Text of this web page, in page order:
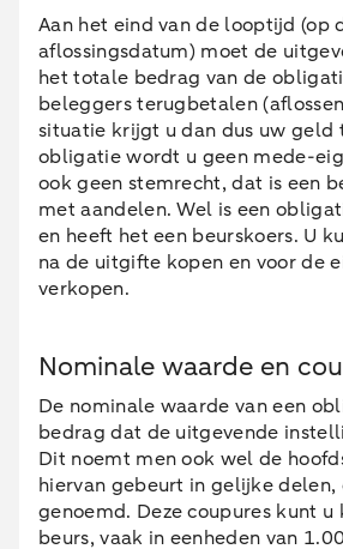
Aan het eind van de looptijd (op
aflossingsdatum) moet de
het totale bedrag van de
beleggers terugbetalen
situatie krijgt u dan dus uw geld
obligatie wordt u geen mede-
ook geen stemrecht, dat is een
met aandelen. Wel is een
en heeft het een beurskoers. U
na de uitgifte kopen en voor de
verkopen.
Nominale waarde en
De nominale waarde van een
bedrag dat de uitgevende
Dit noemt men ook wel de
hiervan gebeurt in gelijke delen,
genoemd. Deze coupures kunt u
beurs, vaak in eenheden van